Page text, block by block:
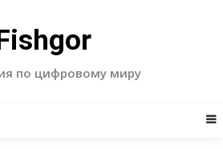
по цифровому миру